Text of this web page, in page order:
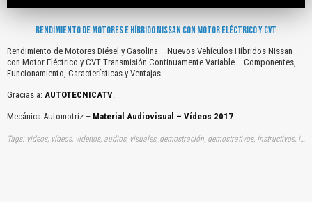
RENDIMIENTO DE MOTORES E HÍBRIDO NISSAN CON MOTOR ELÉCTRICO Y CVT
Rendimiento de Motores Diésel y Gasolina – Nuevos Vehículos Híbridos Nissan
con Motor Eléctrico y CVT Transmisión Continuamente Variable – Componentes,
Funcionamiento, Características y Ventajas…
Gracias a: AUTOTECNICATV.
Mecánica Automotriz – Material Audiovisual – Vídeos 2017
Tags: videos, vídeos, videitos, audios, visuales, demostración, demostrativos, instructivos, instrucción, audiovisuales, gratuito, gratis, rendimientos, motores, diesel, gasolinas, nuevos, vehiculos, hibridos, nissan, motores, electricos, cvt, híbridos, híbridas, hibridos, hibridas, transmisiones, continuamentes, variables, componentes, funcionamientos, caracteristicas, ventajas, youtube